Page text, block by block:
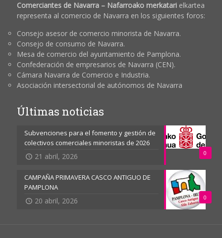
Comerciantes de Navarra – Nafarroako merkatarielkartea
representa al comercio de Navarra en los siguientes foros:
Consejo asesor de comercio minorista de Navarra.
Consejo de consumo de Navarra.
Mesa de comercio del ayuntamiento de Pamplona.
Confederación de empresarios de Navarra (CEN).
Cámara Navarra de Comercio e Industria.
Asociación intersectorial de autónomos de Navarra
Últimas noticias
0
Subvenciones para el fomento y gestión de
colectivos comerciales minoristas de 2026
21 abril, 2026
0
CAMPAÑA PRIMAVERA CASCO ANTIGUO DE
PAMPLONA
20 abril, 2026